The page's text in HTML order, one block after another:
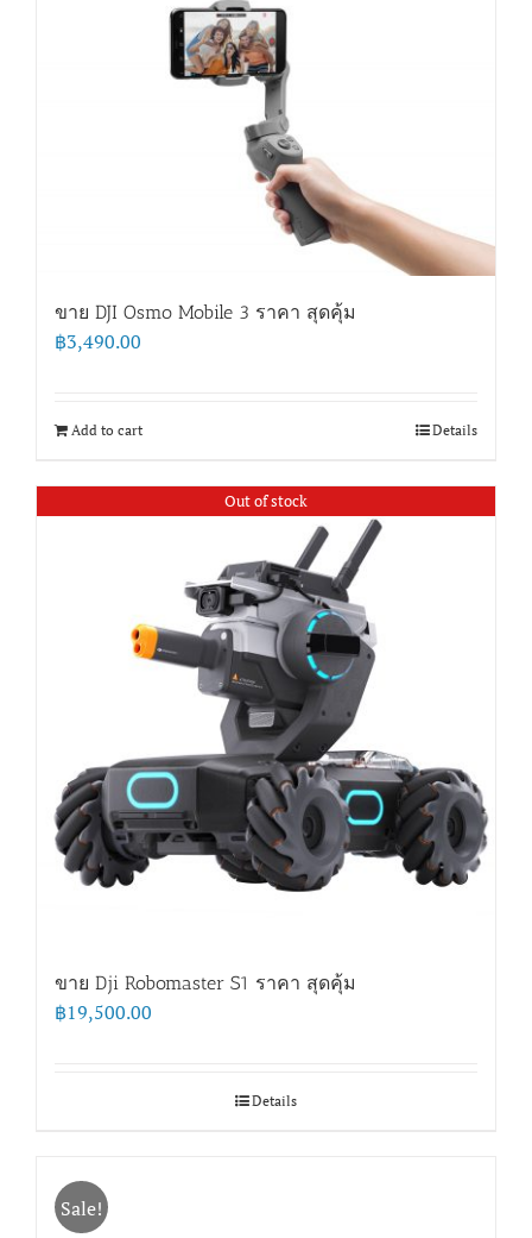
ขาย DJI Osmo Mobile 3 ราคา สุดคุ้ม
฿3,490.00
Add to cart Details
Out of stock
ขาย Dji Robomaster S1 ราคา สุดคุ้ม
฿19,500.00
Details
Sale!